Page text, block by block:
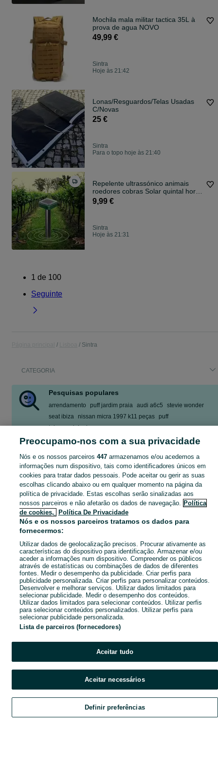
Mochila mala militar tactica 35L à
prova de agua NOVO
49,99 €
Sintra
Hoje às 21:42
Lonas/Resguardos/Telas Usadas
C/Novas
25 €
Sintra
Para o topo hoje às 21:40
Repelente ultrassónico animais
roedores cobras Solar quintal horta
NOV
9,99 €
Sintra
Hoje às 21:31
1 de 100
Seguinte
Sintra
CATEGORIA
Pesquisas populares
arrendamento puff jardim praia audi a6c5
stevie wonder
seat ibiza
nissan micra 1997 k11 peças
puff
telemovel rio de mouro
Mostrar Mais
Descubra os anúncios classificados gratuitos em no OLX Portugal. Desde empregos a serviços e produtos, encontre tudo o que precisa localmente. Mostrar
Mapa do site
Mapa das freguesias
Mapa de mini-sites
Pesquisas populares
Explorar Favoritos Vender Chat Conta
Preocupamo-nos com a sua privacidade
Nós e os nossos parceiros 447armazenamos e/ou acedemos a
informações num dispositivo, tais como identificadores únicos em
cookies para tratar dados pessoais. Pode aceitar ou gerir as suas
escolhas clicando abaixo ou em qualquer momento na página da
política de privacidade. Estas escolhas serão sinalizadas aos
nossos parceiros e não afetarão os dados de navegação. Política
de cookies,
Política De Privacidade
Nós e os nossos parceiros tratamos os dados para
fornecermos:
Utilizar dados de geolocalização precisos. Procurar ativamente as
características do dispositivo para identificação. Armazenar e/ou
aceder a informações num dispositivo. Compreender os públicos
através de estatísticas ou combinações de dados de diferentes
fontes. Medir o desempenho da publicidade. Criar perfis para
publicidade personalizada. Criar perfis para personalizar conteúdos.
Desenvolver e melhorar serviços. Utilizar dados limitados para
selecionar publicidade. Medir o desempenho dos conteúdos.
Utilizar dados limitados para selecionar conteúdos. Utilizar perfis
para selecionar conteúdos personalizados. Utilizar perfis para
selecionar publicidade personalizada.
Lista de parceiros (fornecedores)
Aceitar tudo
Aceitar necessários
Definir preferências